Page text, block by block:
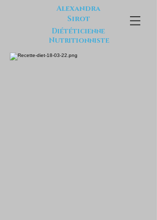
Alexandra
Sirot
Diététicienne
Nutritionniste